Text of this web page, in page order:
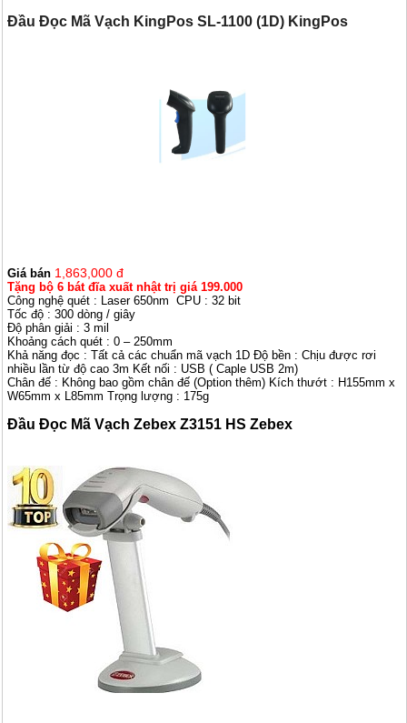
Đầu Đọc Mã Vạch KingPos SL-1100 (1D) KingPos
Giá bán 1,863,000 đ
Tặng bộ 6 bát đĩa xuất nhật trị giá 199.000
Công nghệ quét : Laser 650nm CPU : 32 bit
Tốc độ : 300 dòng / giây
Độ phân giải : 3 mil
Khoảng cách quét : 0 – 250mm
Khả năng đọc : Tất cả các chuẩn mã vạch 1D Độ bền : Chịu được rơi
nhiều lần từ độ cao 3m Kết nối : USB ( Caple USB 2m)
Chân đế : Không bao gồm chân đế (Option thêm) Kích thướt : H155mm x
W65mm x L85mm Trọng lượng : 175g
Đầu Đọc Mã Vạch Zebex Z3151 HS Zebex